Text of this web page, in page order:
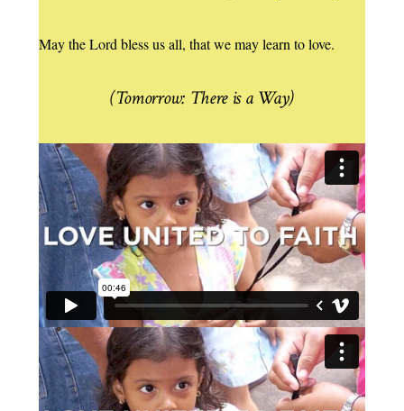
May the Lord bless us all, that we may learn to love.
(Tomorrow: There is a Way)